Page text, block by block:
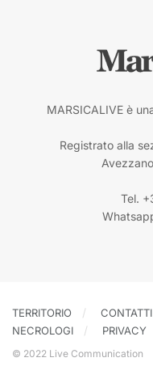
MARSICALIVE è
Registrato alla
Tel.
TERRITORIO CONTATTI
NECROLOGI
PRIVACY
© 2022 Live Communication